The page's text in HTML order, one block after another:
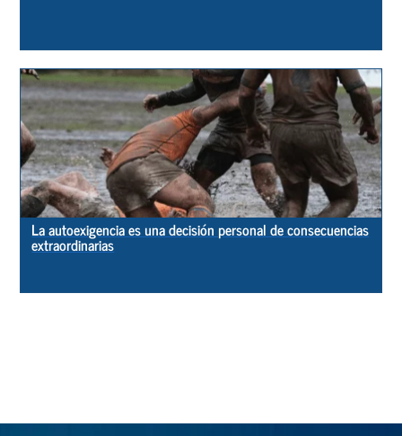
La autoexigencia es una decisión personal de consecuencias
extraordinarias